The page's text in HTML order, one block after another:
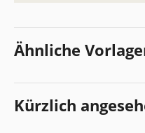
Ähnliche
Kürzlich